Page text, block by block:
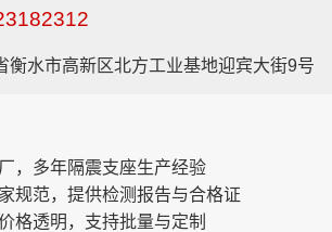
衡水市高新区北方工业基地迎宾大街9号
，多年隔震支座生产经验
规范，提供检测报告与合格证
格透明，支持批量与定制